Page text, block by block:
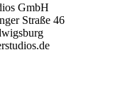
GmbH
Straße 46